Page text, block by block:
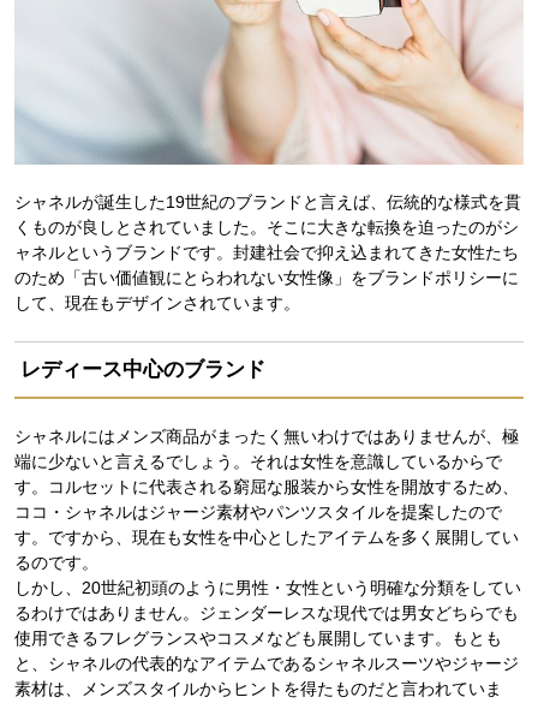
シャネルが誕生した19世紀のブランドと言えば、伝統的な様式を貫
くものが良しとされていました。そこに大きな転換を迫ったのがシ
ャネルというブランドです。封建社会で抑え込まれてきた女性たち
のため「古い価値観にとらわれない女性像」をブランドポリシーに
して、現在もデザインされています。
レディース中心のブランド
シャネルにはメンズ商品がまったく無いわけではありませんが、極
端に少ないと言えるでしょう。それは女性を意識しているからで
す。コルセットに代表される窮屈な服装から女性を開放するため、
ココ・シャネルはジャージ素材やパンツスタイルを提案したので
す。ですから、現在も女性を中心としたアイテムを多く展開してい
るのです。
しかし、20世紀初頭のように男性・女性という明確な分類をしてい
るわけではありません。ジェンダーレスな現代では男女どちらでも
使用できるフレグランスやコスメなども展開しています。もとも
と、シャネルの代表的なアイテムであるシャネルスーツやジャージ
素材は、メンズスタイルからヒントを得たものだと言われていま